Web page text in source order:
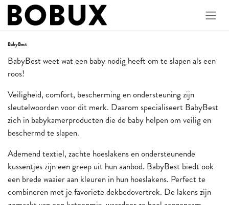
Overslaan naar inhoud
BabyBest
BabyBest weet wat een baby nodig heeft om te slapen als een
roos!
Veiligheid, comfort, bescherming en ondersteuning zijn
sleutelwoorden voor dit merk. Daarom specialiseert BabyBest
zich in babykamerproducten die de baby helpen om veilig en
beschermd te slapen.
Ademend textiel, zachte hoeslakens en ondersteunende
kussentjes zijn een greep uit hun aanbod. BabyBest biedt ook
een brede waaier aan kleuren in hun hoeslakens. Perfect te
combineren met je favoriete dekbedovertrek. De lakens zijn